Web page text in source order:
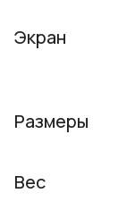
Экран
Размеры
Вес